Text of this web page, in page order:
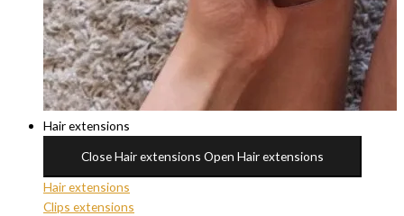
Hair extensions
Close Hair extensions Open Hair extensions
Hair extensions
Clips extensions